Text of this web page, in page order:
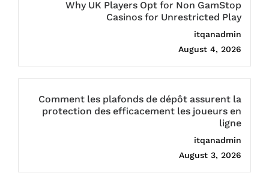
Why UK Players Opt for Non GamStop
Casinos for Unrestricted Play
itqanadmin
August 4, 2026
Comment les plafonds de dépôt assurent la
protection des efficacement les joueurs en
ligne
itqanadmin
August 3, 2026